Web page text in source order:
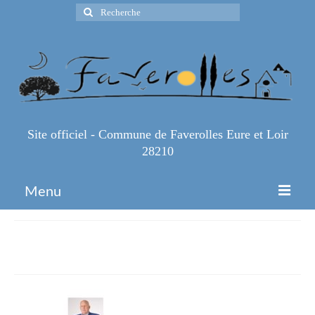
Rechercher
:
Site officiel - Commune de Faverolles Eure et Loir
28210
Menu